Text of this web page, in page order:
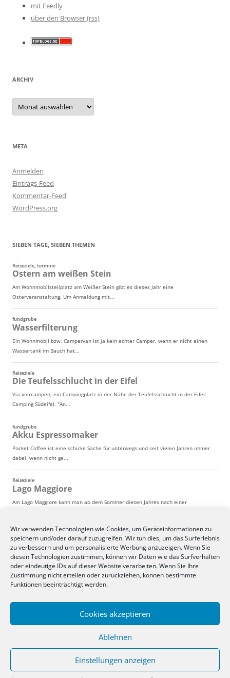
Wir verwenden Technologien wie Cookies, um Geräteinformationen zu
speichern und/oder darauf zuzugreifen. Wir tun dies, um das Surferlebnis
zu verbessern und um personalisierte Werbung anzuzeigen. Wenn Sie
diesen Technologien zustimmen, können wir Daten wie das Surfverhalten
oder eindeutige IDs auf dieser Website verarbeiten. Wenn Sie Ihre
Zustimmung nicht erteilen oder zurückziehen, können bestimmte
Funktionen beeinträchtigt werden.
Cookies akzeptieren
Ablehnen
Einstellungen anzeigen
mit Feedly
über den Browser (rss)
ARCHIV
Archiv
META
Anmelden
Eintrags-Feed
Kommentar-Feed
WordPress.org
SIEBEN TAGE, SIEBEN THEMEN